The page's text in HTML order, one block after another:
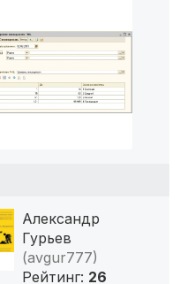
Александр
Гурьев
(avgur777)
Рейтинг: 26